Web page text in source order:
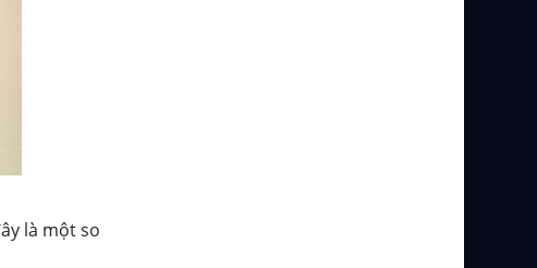
là một so